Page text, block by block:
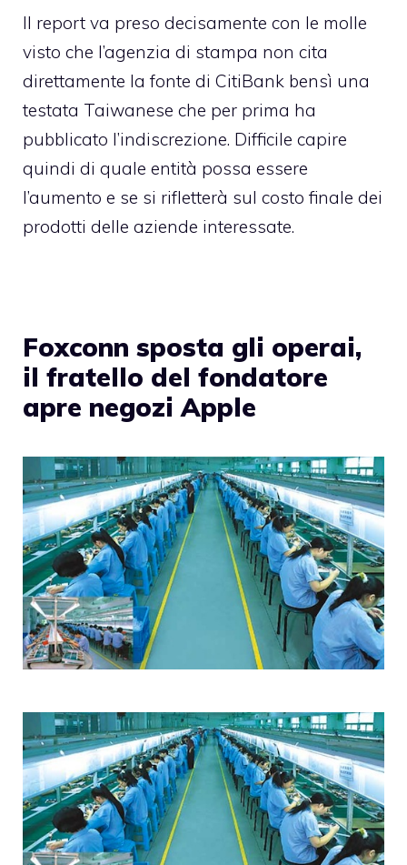
Il report va preso decisamente con le molle
visto che l’agenzia di stampa non cita
direttamente la fonte di CitiBank bensì una
testata Taiwanese che per prima ha
pubblicato l’indiscrezione. Difficile capire
quindi di quale entità possa essere
l’aumento e se si rifletterà sul costo finale dei
prodotti delle aziende interessate.
Foxconn sposta gli operai,
il fratello del fondatore
apre negozi Apple